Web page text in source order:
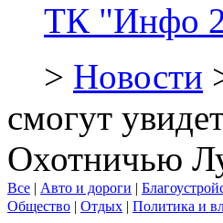
ТК "Инфо
> Новости
смогут
Охотничью
Все | Авто и дороги |
Общество | Отдых | Политика и